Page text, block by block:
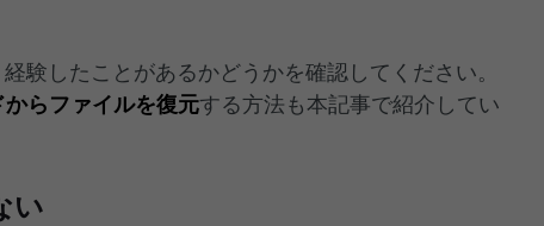
験したことがあるかどうかを確認してください。
からファイルを復元する方法も本記事で紹介してい
い